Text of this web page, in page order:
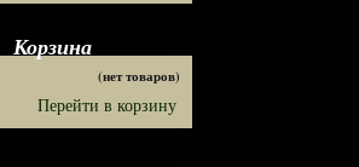
Корзина
(нет товаров)
Перейти в корзину